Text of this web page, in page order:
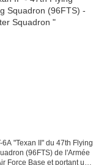
"Texan II" du 47th Flying
(96FTS) de l'Armée
Force Base et portant un